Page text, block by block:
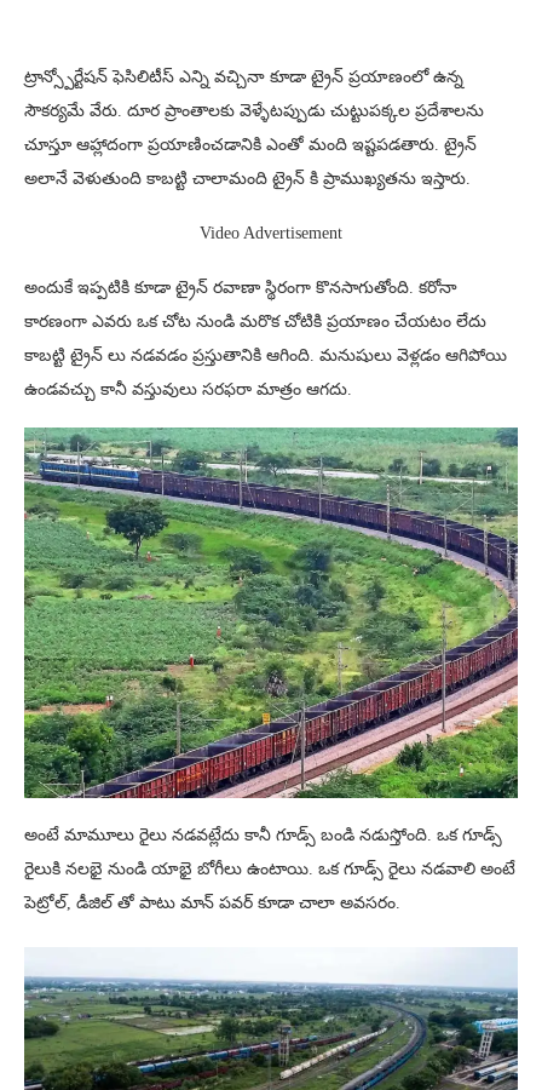
ట్రాన్స్పోర్టేషన్ ఫెసిలిటీస్ ఎన్ని వచ్చినా కూడా ట్రైన్ ప్రయాణంలో ఉన్న
సౌకర్యమే వేరు. దూర ప్రాంతాలకు వెళ్ళేటప్పుడు చుట్టుపక్కల ప్రదేశాలను
చూస్తూ ఆహ్లాదంగా ప్రయాణించడానికి ఎంతో మంది ఇష్టపడతారు. ట్రైన్
అలానే వెళుతుంది కాబట్టి చాలామంది ట్రైన్ కి ప్రాముఖ్యతను ఇస్తారు.
Video Advertisement
అందుకే ఇప్పటికి కూడా ట్రైన్ రవాణా స్థిరంగా కొనసాగుతోంది. కరోనా
కారణంగా ఎవరు ఒక చోట నుండి మరొక చోటికి ప్రయాణం చేయటం లేదు
కాబట్టి ట్రైన్ లు నడవడం ప్రస్తుతానికి ఆగింది. మనుషులు వెళ్లడం ఆగిపోయి
ఉండవచ్చు కానీ వస్తువులు సరఫరా మాత్రం ఆగదు.
అంటే మామూలు రైలు నడవట్లేదు కానీ గూడ్స్ బండి నడుస్తోంది. ఒక గూడ్స్
రైలుకి నలభై నుండి యాభై బోగీలు ఉంటాయి. ఒక గూడ్స్ రైలు నడవాలి అంటే
పెట్రోల్, డీజిల్ తో పాటు మాన్ పవర్ కూడా చాలా అవసరం.